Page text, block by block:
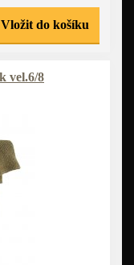
Vložit do košíku
vel.6/8